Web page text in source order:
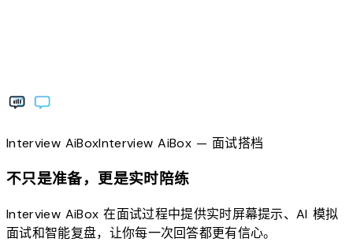
Interview AiBoxInterviewAiBox— 面试搭档
不只是准备，更是实时陪练
Interview AiBox 在面试过程中提供实时屏幕提示、AI 模拟
面试和智能复盘，让你每一次回答都更有信心。